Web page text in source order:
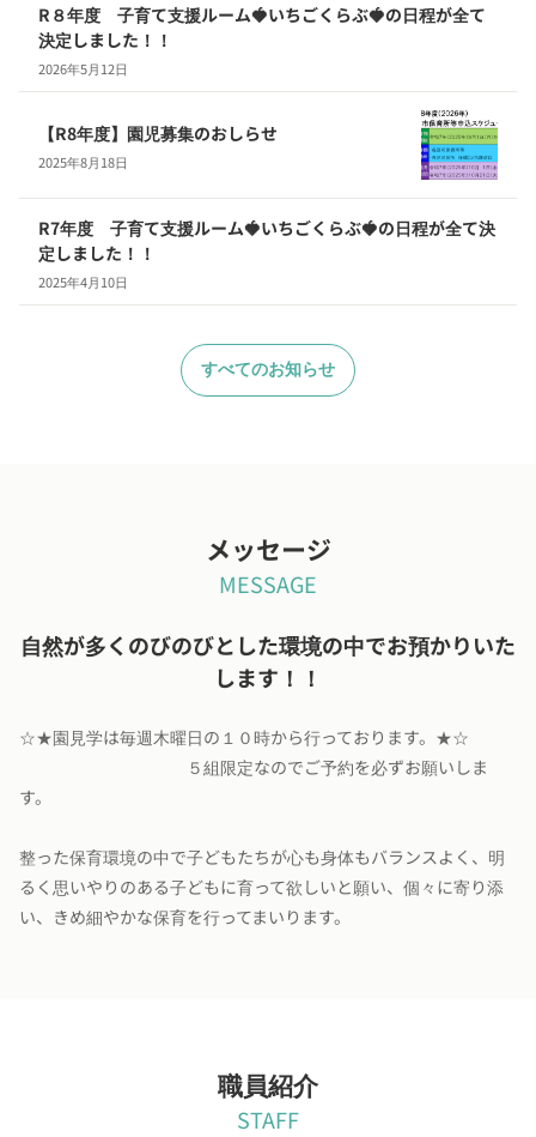
R８年度 子育て支援ルーム🍓いちごくらぶ🍓の日程が全て
決定しました！！
2026年5月12日
【R8年度】園児募集のおしらせ
2025年8月18日
R7年度 子育て支援ルーム🍓いちごくらぶ🍓の日程が全て決
定しました！！
2025年4月10日
すべてのお知らせ
メッセージ
MESSAGE
自然が多くのびのびとした環境の中でお預かりいた
します！！
☆★園見学は毎週木曜日の１０時から行っております。★☆
５組限定なのでご予約を必ずお願いしま
す。
整った保育環境の中で子どもたちが心も身体もバランスよく、明
るく思いやりのある子どもに育って欲しいと願い、個々に寄り添
い、きめ細やかな保育を行ってまいります。
職員紹介
STAFF